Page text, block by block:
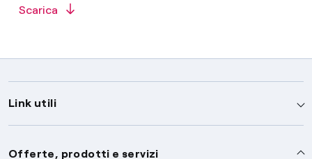
Scarica
Link utili
Assistenza
Offerte, prodotti e servizi